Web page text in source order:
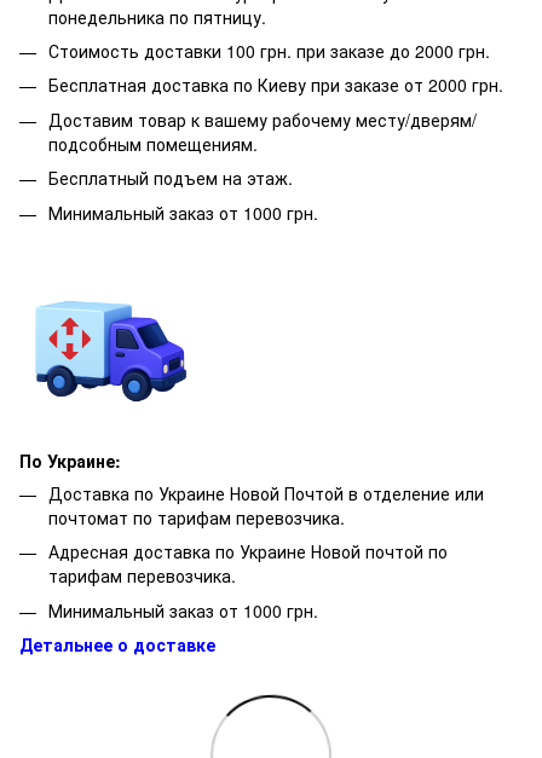
понедельника по пятницу.
Стоимость доставки 100 грн. при заказе до 2000 грн.
Бесплатная доставка по Киеву при заказе от 2000 грн.
Доставим товар к вашему рабочему месту/дверям/
подсобным помещениям.
Бесплатный подъем на этаж.
Минимальный заказ от 1000 грн.
По Украине:
Доставка по Украине Новой Почтой в отделение или
почтомат по тарифам перевозчика.
Адресная доставка по Украине Новой почтой по
тарифам перевозчика.
Минимальный заказ от 1000 грн.
Детальнее о доставке